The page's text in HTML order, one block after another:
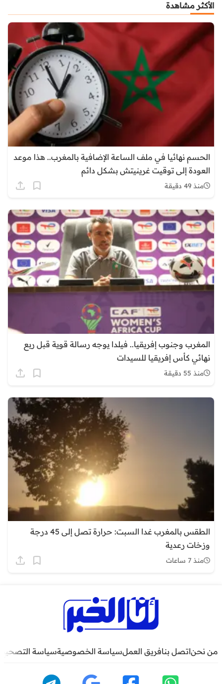
الأكثر مشاهدة
الحسم نهائيا في ملف الساعة الإضافية بالمغرب.. هذا موعد
العودة إلى توقيت غرينيتش بشكل دائم
منذ 49 دقيقة
المغرب وجنوب إفريقيا.. فيلدا يوجه رسالة قوية قبل ربع
نهائي كأس إفريقيا للسيدات
منذ 55 دقيقة
الطقس بالمغرب غدا السبت: حرارة تصل إلى 45 درجة
وزخات رعدية
منذ 7 ساعات
من نحناتصل بنافريق العملسياسة الخصوصيةسياسة التصحيح